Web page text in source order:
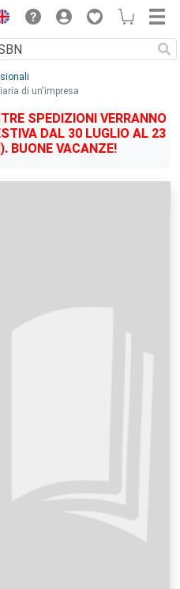
di un'impresa
SPEDIZIONI VERRANNO
DAL 30 LUGLIO AL 23
BUONE VACANZE!